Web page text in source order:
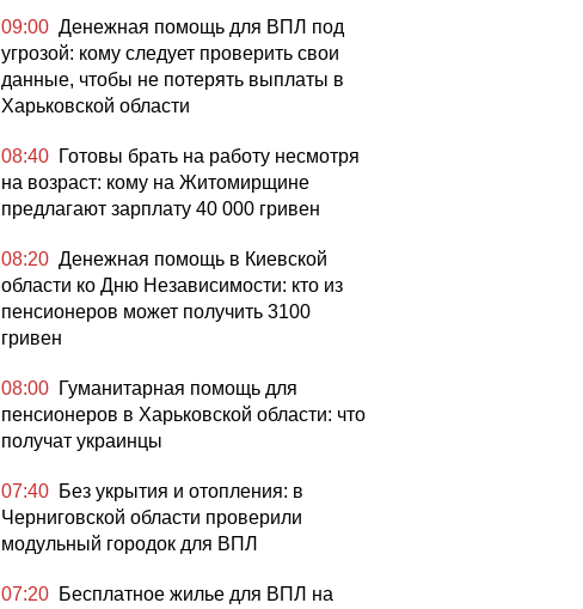
09:00 Денежная помощь для ВПЛ под
угрозой: кому следует проверить свои
данные, чтобы не потерять выплаты в
Харьковской области
08:40 Готовы брать на работу несмотря
на возраст: кому на Житомирщине
предлагают зарплату 40 000 гривен
08:20 Денежная помощь в Киевской
области ко Дню Независимости: кто из
пенсионеров может получить 3100
гривен
08:00 Гуманитарная помощь для
пенсионеров в Харьковской области: что
получат украинцы
07:40 Без укрытия и отопления: в
Черниговской области проверили
модульный городок для ВПЛ
07:20 Бесплатное жилье для ВПЛ на